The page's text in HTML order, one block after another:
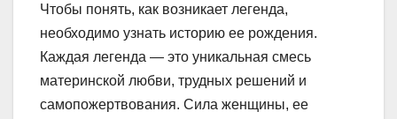
Чтобы понять, как возникает легенда,
необходимо узнать историю ее рождения.
Каждая легенда — это уникальная смесь
материнской любви, трудных решений и
самопожертвования. Сила женщины, ее